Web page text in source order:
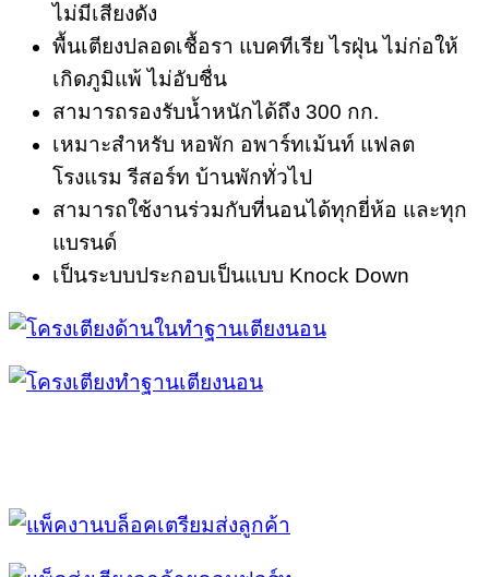
ไม่มีเสียงดัง
พื้นเตียงปลอดเชื้อรา แบคทีเรีย ไรฝุ่น ไม่ก่อให้
เกิดภูมิแพ้ ไม่อับชื่น
สามารถรองรับน้ำหนักได้ถึง 300 กก.
เหมาะสำหรับ หอพัก อพาร์ทเม้นท์ แฟลต
โรงแรม รีสอร์ท บ้านพักทั่วไป
สามารถใช้งานร่วมกับที่นอนได้ทุกยี่ห้อ และทุก
แบรนด์
เป็นระบบประกอบเป็นแบบ Knock Down